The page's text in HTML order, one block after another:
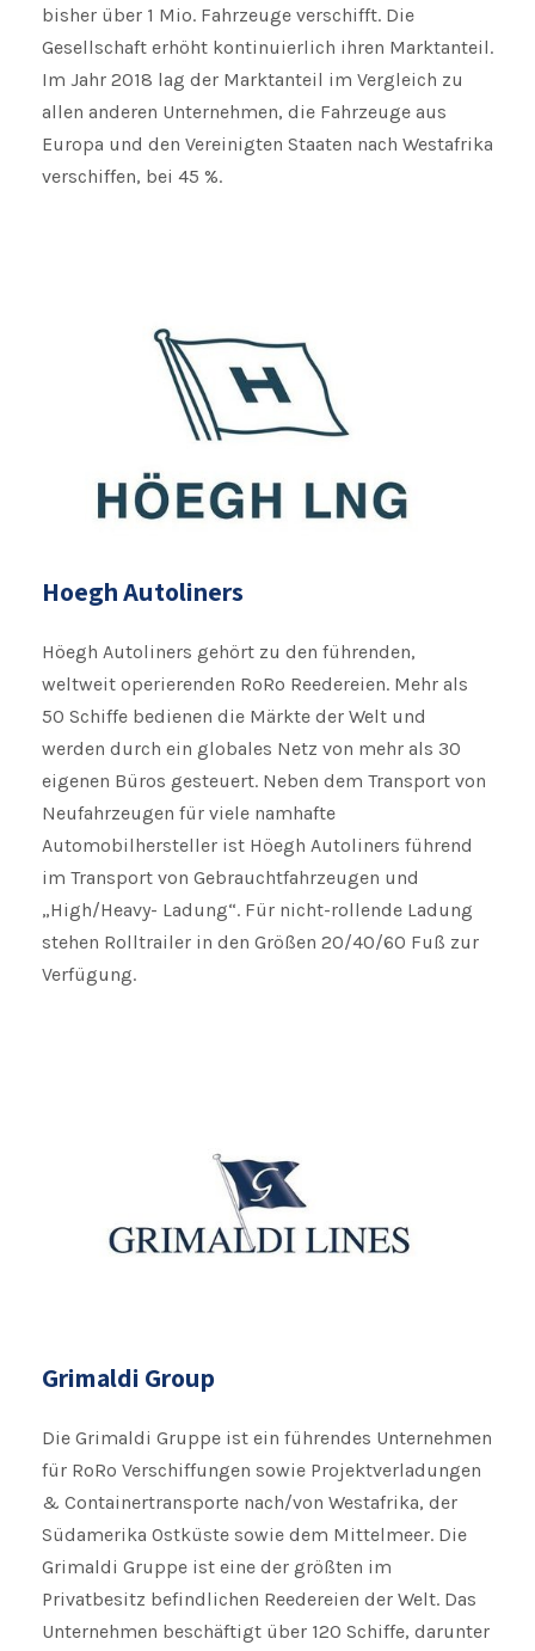
bisher über 1 Mio. Fahrzeuge verschifft. Die
Gesellschaft erhöht kontinuierlich ihren Marktanteil.
Im Jahr 2018 lag der Marktanteil im Vergleich zu
allen anderen Unternehmen, die Fahrzeuge aus
Europa und den Vereinigten Staaten nach Westafrika
verschiffen, bei 45 %.
Hoegh Autoliners
Höegh Autoliners gehört zu den führenden,
weltweit operierenden RoRo Reedereien. Mehr als
50 Schiffe bedienen die Märkte der Welt und
werden durch ein globales Netz von mehr als 30
eigenen Büros gesteuert. Neben dem Transport von
Neufahrzeugen für viele namhafte
Automobilhersteller ist Höegh Autoliners führend
im Transport von Gebrauchtfahrzeugen und
„High/Heavy- Ladung“. Für nicht-rollende Ladung
stehen Rolltrailer in den Größen 20/40/60 Fuß zur
Verfügung.
Grimaldi Group
Die Grimaldi Gruppe ist ein führendes Unternehmen
für RoRo Verschiffungen sowie Projektverladungen
& Containertransporte nach/von Westafrika, der
Südamerika Ostküste sowie dem Mittelmeer. Die
Grimaldi Gruppe ist eine der größten im
Privatbesitz befindlichen Reedereien der Welt. Das
Unternehmen beschäftigt über 120 Schiffe, darunter